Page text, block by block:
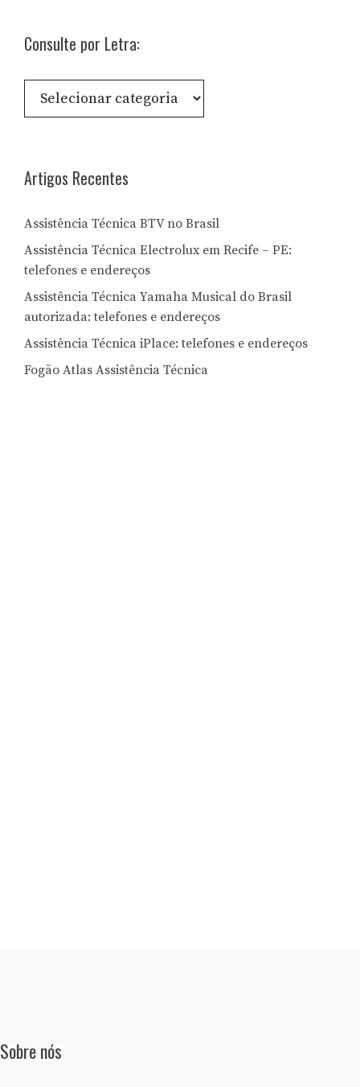
Consulte por Letra:
Consulte
Artigos Recentes
Assistência Técnica BTV no Brasil
Assistência Técnica Electrolux em Recife – PE:
telefones e endereços
Assistência Técnica Yamaha Musical do Brasil
autorizada: telefones e endereços
Assistência Técnica iPlace: telefones e endereços
Fogão Atlas Assistência Técnica
Sobre nós